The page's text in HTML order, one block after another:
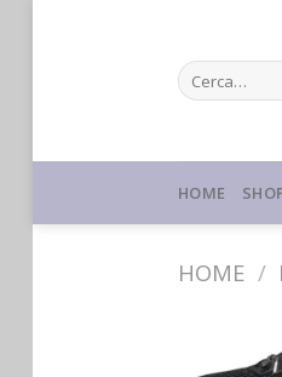
Cerca:
HOME
HOME /